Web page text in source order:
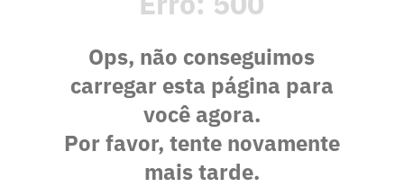
Ops, não conseguimos
carregar esta página para
você agora.
Por favor, tente novamente
mais tarde.